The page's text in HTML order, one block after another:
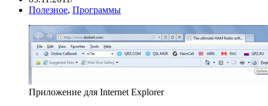
Полезное, Программы
Приложение для Internet Explorer